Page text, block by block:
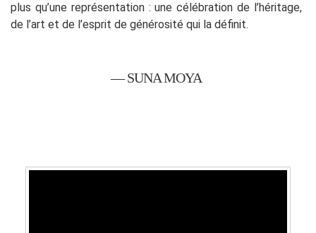
plus qu’une représentation : une célébration de l’héritage,
de l’art et de l’esprit de générosité qui la définit.
— SUNA MOYA